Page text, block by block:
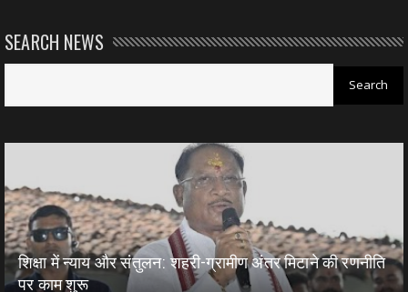
SEARCH NEWS
शिक्षा में न्याय और संतुलन: शहरी-ग्रामीण अंतर मिटाने की रणनीति
पर काम शुरू